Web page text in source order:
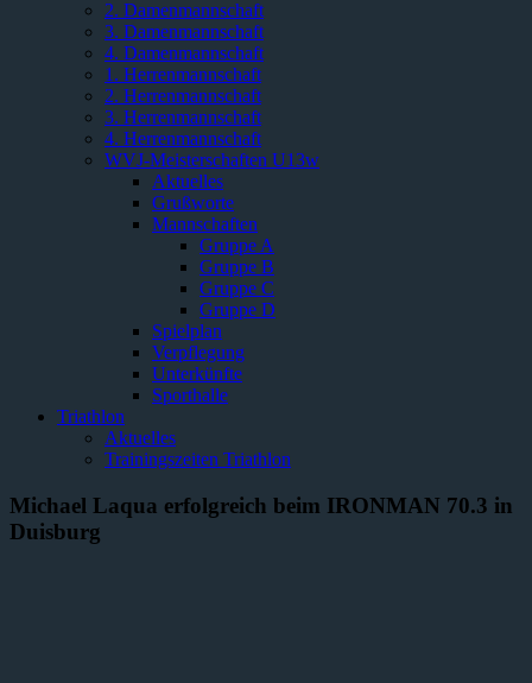
2. Damenmannschaft
3. Damenmannschaft
4. Damenmannschaft
1. Herrenmannschaft
2. Herrenmannschaft
3. Herrenmannschaft
4. Herrenmannschaft
WVJ-Meisterschaften U13w
Aktuelles
Grußworte
Mannschaften
Gruppe A
Gruppe B
Gruppe C
Gruppe D
Spielplan
Verpflegung
Unterkünfte
Sporthalle
Triathlon
Aktuelles
Trainingszeiten Triathlon
Michael Laqua erfolgreich beim IRONMAN 70.3 in
Duisburg